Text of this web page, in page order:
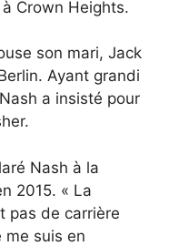
Crown Heights.
son mari, Jack
Ayant grandi
a insisté pour
Nash à la
2015. « La
pas de carrière
me suis en